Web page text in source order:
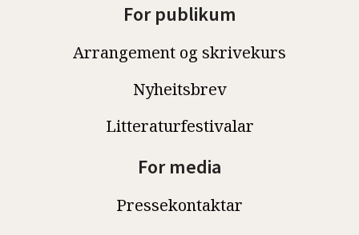
For publikum
Arrangement og skrivekurs
Nyheitsbrev
Litteraturfestivalar
For media
Pressekontaktar